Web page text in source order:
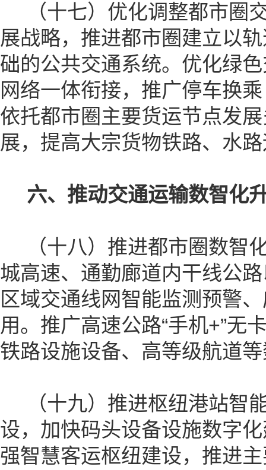
（十七）优化调整都市圈
展战略，推进都市圈建立以
础的公共交通系统。优化绿
网络一体衔接，推广停车换
依托都市圈主要货运节点发
展，提高大宗货物铁路、水
六、推动交通运输数智化
（十八）推进都市圈数智
城高速、通勤廊道内干线公
区域交通线网智能监测预警
用。推广高速公路“手机+”无
铁路设施设备、高等级航道
（十九）推进枢纽港站智
设，加快码头设备设施数字
强智慧客运枢纽建设，推进